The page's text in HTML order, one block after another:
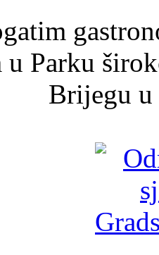
u Parku
Brijegu u